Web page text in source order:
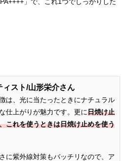
ィスト/山形栄介さん
は、光に当たったときにナチュラル
仕上がりが魅力です。更に日焼け止
これを使うときは日焼け止めを使う
に紫外線対策もバッチリなので、ア